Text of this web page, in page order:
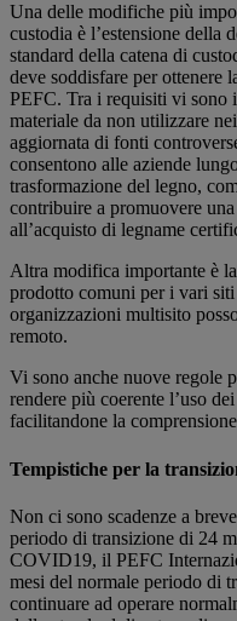
Una delle modifiche più
custodia è l’estensione
standard della catena di
deve soddisfare per ottenere
PEFC. Tra i requisiti vi sono
materiale da non utilizzare
aggiornata di fonti
consentono alle aziende
trasformazione del legno,
contribuire a promuovere
all’acquisto di legname
Altra modifica importante è
prodotto comuni per i vari
organizzazioni multisito
remoto.
Vi sono anche nuove regole
rendere più coerente l’uso
facilitandone la
Tempistiche per la
Non ci sono scadenze a
periodo di transizione di 24
COVID19, il PEFC
mesi del normale periodo di
continuare ad operare